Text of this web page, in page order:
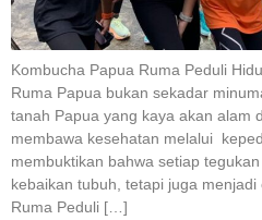
Kombucha Papua Ruma Peduli
Ruma Papua bukan sekadar
tanah Papua yang kaya akan alam
membawa kesehatan melalui
membuktikan bahwa setiap
kebaikan tubuh, tetapi juga menjadi
Ruma Peduli […]